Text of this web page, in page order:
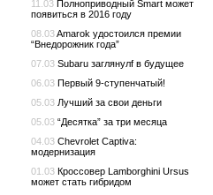
11.03 Полноприводный Smart может
появиться в 2016 году
08.03Amarok удостоился премии
“Внедорожник года”
07.03 Subaru заглянулf в будущее
06.03 Первый 9-ступенчатый!
05.03 Лучший за свои деньги
05.03 “Десятка” за три месяца
04.03 Chevrolet Captiva:
модернизация
01.03 Кроссовер Lamborghini Ursus
может стать гибридом